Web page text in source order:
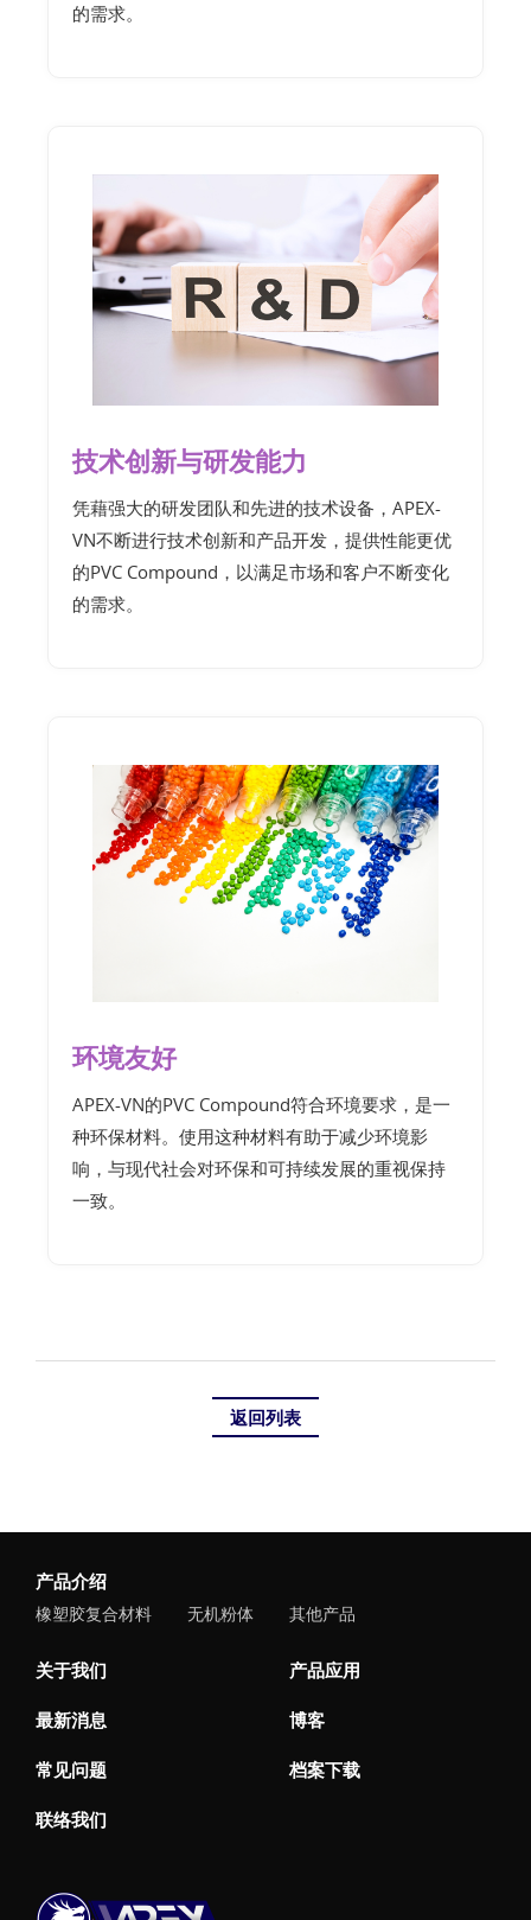
的需求。
技术创新与研发能力
凭藉强大的研发团队和先进的技术设备，APEX-
VN不断进行技术创新和产品开发，提供性能更优
的PVC Compound，以满足市场和客户不断变化
的需求。
环境友好
APEX-VN的PVC Compound符合环境要求，是一
种环保材料。使用这种材料有助于减少环境影
响，与现代社会对环保和可持续发展的重视保持
一致。
返回列表
产品介绍
橡塑胶复合材料 无机粉体 其他产品
关于我们 产品应用
最新消息 博客
常见问题 档案下载
联络我们